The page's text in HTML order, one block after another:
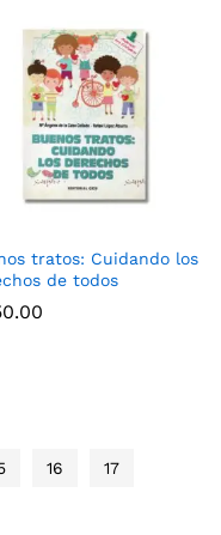
tratos: Cuidando los
de todos
16 17